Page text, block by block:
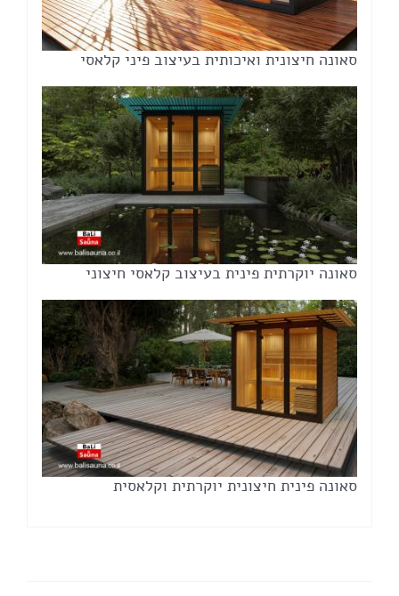
סאונה חיצונית ואיכותית בעיצוב פיני קלאסי
סאונה יוקרתית פינית בעיצוב קלאסי חיצוני
סאונה פינית חיצונית יוקרתית וקלאסית